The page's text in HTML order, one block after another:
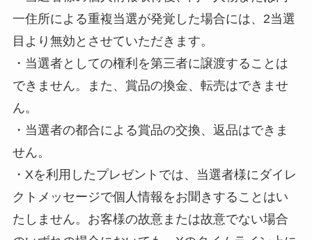
一住所による重複当選が発覚した場合には、2当選
目より無効とさせていただきます。
・当選者としての権利を第三者に譲渡することは
できません。また、賞品の換金、転売はできませ
ん。
・当選者の都合による賞品の交換、返品はできま
せん。
・Xを利用したプレゼントでは、当選者様にダイレ
クトメッセージで個人情報をお聞きすることはい
たしません。お客様の故意または故意でない場合